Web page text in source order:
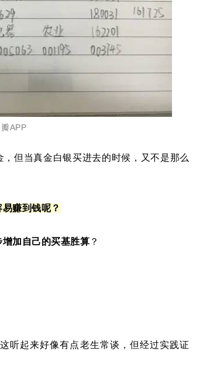
APP
但当真金白银买进去的时候，又不是那么
赚到钱呢？
加自己的买基胜算 ？
听起来好像有点老生常谈，但经过实践证